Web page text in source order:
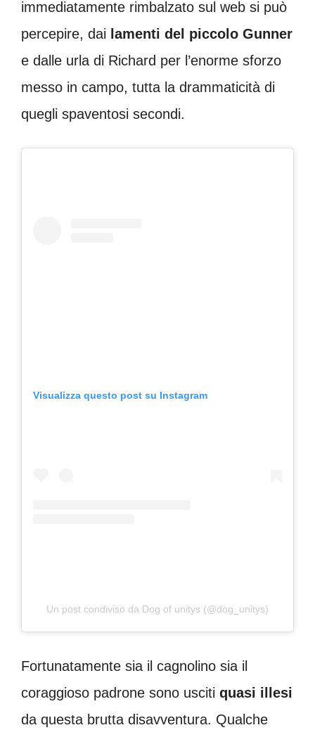
immediatamente rimbalzato sul web si può
percepire, dai lamenti del piccolo Gunner
e dalle urla di Richard per l’enorme sforzo
messo in campo, tutta la drammaticità di
quegli spaventosi secondi.
Visualizza questo post su Instagram
Un post condiviso da Dog of unitys (@dog_unitys)
Fortunatamente sia il cagnolino sia il
coraggioso padrone sono usciti quasi illesi
da questa brutta disavventura. Qualche